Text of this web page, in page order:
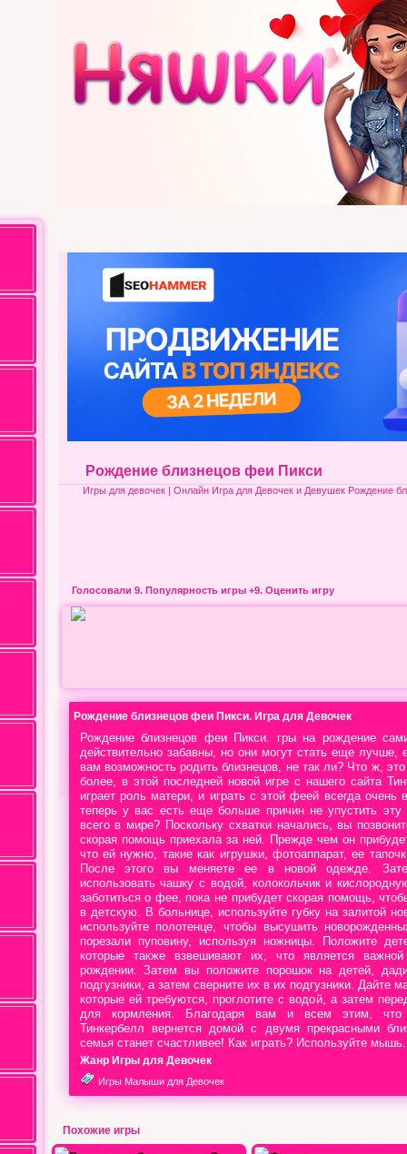
Рождение близнецов феи Пикси
Игры для девочек| Онлайн Игра для Девочек и Девушек Рождение
Голосовали 9. Популярность игры +9. Оценить игру
Рождение близнецов феи Пикси. Игра для Девочек
Рождение близнецов феи Пикси. гры на рождение
действительно забавны, но они могут стать еще лучше,
вам возможность родить близнецов, не так ли? Что ж,
более, в этой последней новой игре с нашего сайта
играет роль матери, и играть с этой феей всегда очень
теперь у вас есть еще больше причин не упустить эту
всего в мире? Поскольку схватки начались, вы
скорая помощь приехала за ней. Прежде чем он
что ей нужно, такие как игрушки, фотоаппарат, ее
После этого вы меняете ее в новой одежде.
использовать чашку с водой, колокольчик и
заботиться о фее, пока не прибудет скорая помощь,
в детскую. В больнице, используйте губку на залитой
используйте полотенце, чтобы высушить
порезали пуповину, используя ножницы. Положите
которые также взвешивают их, что является
рождении. Затем вы положите порошок на детей,
подгузники, а затем сверните их в их подгузники. Дайте
которые ей требуются, проглотите с водой, а затем
для кормления. Благодаря вам и всем этим,
Тинкербелл вернется домой с двумя прекрасными
семья станет счастливее! Как играть? Используйте мышь.
Жанр Игры для Девочек
Игры Малыши для Девочек
Похожие игры